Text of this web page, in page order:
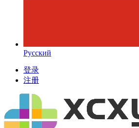
Русский
登录
注册